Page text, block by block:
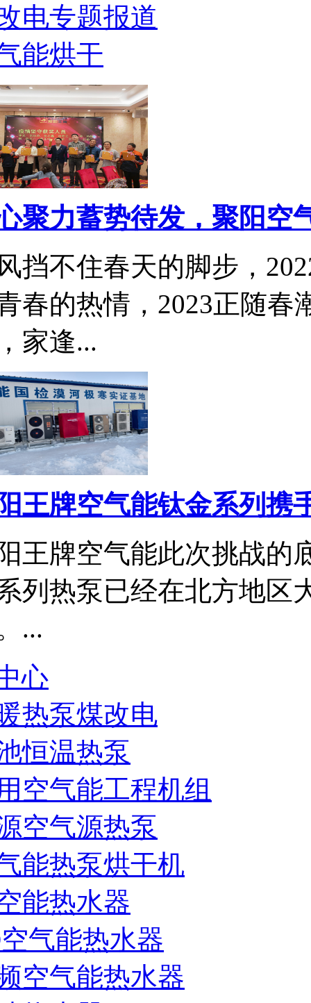
电专题报道
能烘干
聚力蓄势待发，聚阳空
挡不住春天的脚步，
春的热情，2023正随春
家逢...
王牌空气能钛金系列携
王牌空气能此次挑战的
列热泵已经在北方地区
...
心
热泵煤改电
恒温热泵
空气能工程机组
空气源热泵
能热泵烘干机
能热水器
气能热水器
空气能热水器